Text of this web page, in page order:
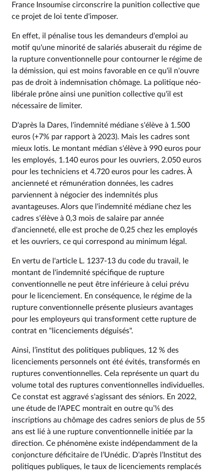
France Insoumise circonscrire la punition collective que
ce projet de loi tente d'imposer.
En effet, il pénalise tous les demandeurs d'emploi au
motif qu'une minorité de salariés abuserait du régime de
la rupture conventionnelle pour contourner le régime de
la démission, qui est moins favorable en ce qu'il n'ouvre
pas de droit à indemnisation chômage. La politique néo-
libérale prône ainsi une punition collective qu'il est
nécessaire de limiter.
D'après la Dares, l'indemnité médiane s'élève à 1.500
euros (+7% par rapport à 2023). Mais les cadres sont
mieux lotis. Le montant médian s'élève à 990 euros pour
les employés, 1.140 euros pour les ouvriers, 2.050 euros
pour les techniciens et 4.720 euros pour les cadres. À
ancienneté et rémunération données, les cadres
parviennent à négocier des indemnités plus
avantageuses. Alors que l'indemnité médiane chez les
cadres s'élève à 0,3 mois de salaire par année
d'ancienneté, elle est proche de 0,25 chez les employés
et les ouvriers, ce qui correspond au minimum légal.
En vertu de l'article L. 1237-13 du code du travail, le
montant de l'indemnité spécifique de rupture
conventionnelle ne peut être inférieure à celui prévu
pour le licenciement. En conséquence, le régime de la
rupture conventionnelle présente plusieurs avantages
pour les employeurs qui transforment cette rupture de
contrat en "licenciements déguisés".
Ainsi, l’institut des politiques publiques, 12 % des
licenciements personnels ont été évités, transformés en
ruptures conventionnelles. Cela représente un quart du
volume total des ruptures conventionnelles individuelles.
Ce constat est aggravé s'agissant des séniors. En 2022,
une étude de l’APEC montrait en outre qu’⅕ des
inscriptions au chômage des cadres seniors de plus de 55
ans est lié à une rupture conventionnelle initiée par la
direction. Ce phénomène existe indépendamment de la
conjoncture déficitaire de l’Unédic. D’après l’Institut des
politiques publiques, le taux de licenciements remplacés